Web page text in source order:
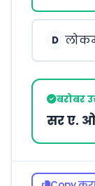
D
बरोबर
सर ए.